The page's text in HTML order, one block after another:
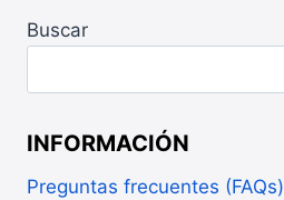
Buscar
INFORMACIÓN
Preguntas frecuentes (FAQs)